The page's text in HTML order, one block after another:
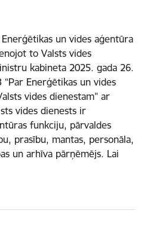
un vides aģentūra
to Valsts vides
kabineta 2025. gada 26.
Enerģētikas un vides
vides dienestam” ar
vides dienests ir
funkciju, pārvaldes
prasību, mantas, personāla,
un arhīva pārņēmējs. Lai